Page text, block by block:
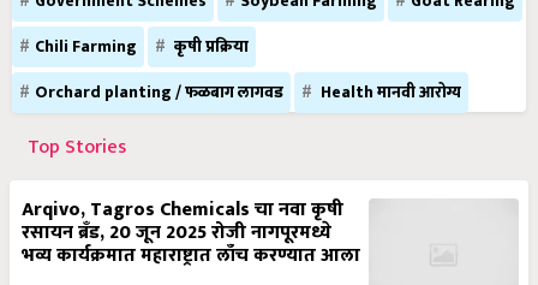
Chili Farming
कृषी प्रक्रिया
Orchard planting / फळबाग लागवड
Health मानवी आरोग्य
Top Stories
रसायन ब्रँड, 20 जून 2025 रोजी नागपूरमध्ये
भव्य कार्यक्रमात महाराष्ट्रात लाँच करण्यात आला